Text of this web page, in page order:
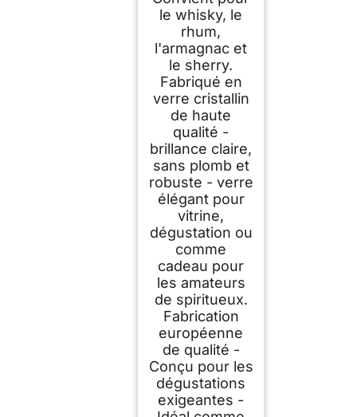
le whisky, le
rhum,
l'armagnac et
le sherry.
Fabriqué en
verre cristallin
de haute
qualité -
brillance claire,
sans plomb et
robuste - verre
élégant pour
vitrine,
dégustation ou
comme
cadeau pour
les amateurs
de spiritueux.
Fabrication
européenne
de qualité -
Conçu pour les
dégustations
exigeantes -